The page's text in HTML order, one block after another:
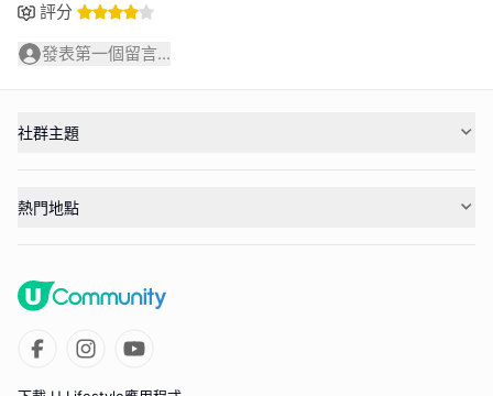
評分
發表第一個留言...
社群主題
熱門地點